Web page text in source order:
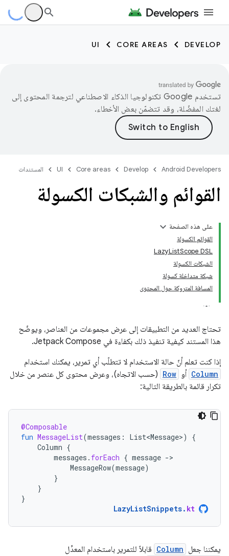
DEVELOP
CORE AREAS
UI
تستخدم Google تكنولوجيا الذكاء الاصطناعي لترجمة المحتوى إلى
لغتك المفضّلة، وقد تتضمّن بعض الأخطاء.
Android Developers
Develop
Core areas
UI المستندات
القوائم والشبكات الكسولة
على هذه الصفحة
القوائم الكسولة
‫LazyListScope DSL
الشبكات الكسولة
شبكة متداخلة كسولة
المسافة المتروكة حول المحتوى
تحتاج العديد من التطبيقات إلى عرض مجموعات من العناصر، ويوضّح
هذا المستند كيفية تنفيذ ذلك بكفاءة في Jetpack Compose.
إذا كنت تعلم أنّ حالة الاستخدام لا تتطلّب أي تمرير، يمكنك استخدام
Column أو Row (حسب الاتجاه)، وعرض محتوى كل عنصر من خلال
تكرار قائمة بالطريقة التالية:
@Composable
fun MessageList(messages : List<Message>)
{
Column {
messages . forEach { message -
MessageRow(message)
}
}
}
LazyListSnippets. kt
يمكننا جعل Column قابلاً للتمرير باستخدام المعدِّل